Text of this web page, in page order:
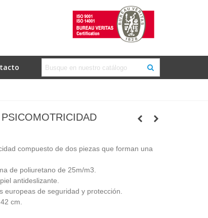
compuesto de dos piezas que forman una
de poliuretano de 25m/m3.
antideslizante.
europeas de seguridad y protección.
cm.